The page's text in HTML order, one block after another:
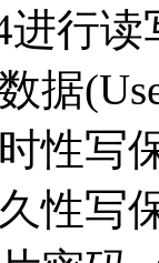
读
写保
写保